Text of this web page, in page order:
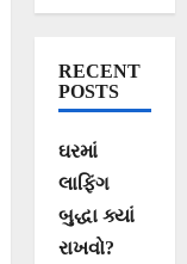
RECENT
POSTS
ઘરમાં
લાફિંગ
બુદ્ધા ક્યાં
રાખવો?